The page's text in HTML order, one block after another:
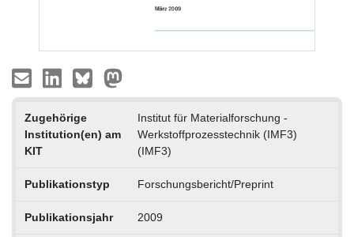
Zugehörige
Institution(en) am
KIT
Institut für Materialforschung -
Werkstoffprozesstechnik (IMF3)
(IMF3)
Publikationstyp Forschungsbericht/Preprint
Publikationsjahr 2009